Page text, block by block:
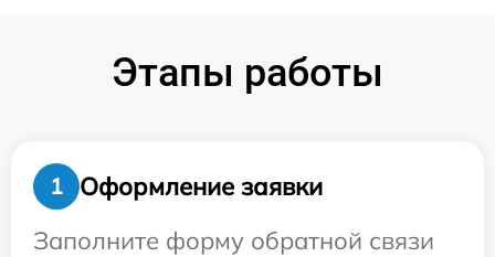
Этапы работы
1
Оформление заявки
Заполните форму обратной связи